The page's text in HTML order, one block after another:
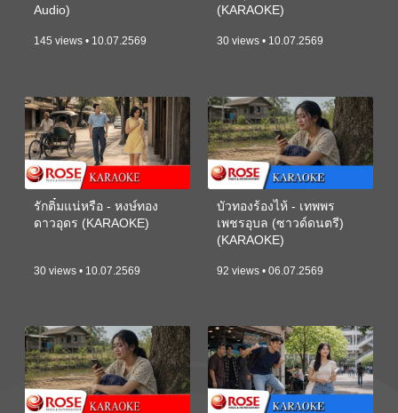
Audio)
145 views • 10.07.2569
(KARAOKE)
30 views • 10.07.2569
รักติ๋มแน่หรือ - หงษ์ทอง
ดาวอุดร (KARAOKE)
30 views • 10.07.2569
บัวทองร้องไห้ - เทพพร
เพชรอุบล (ซาวด์ดนตรี)
(KARAOKE)
92 views • 06.07.2569